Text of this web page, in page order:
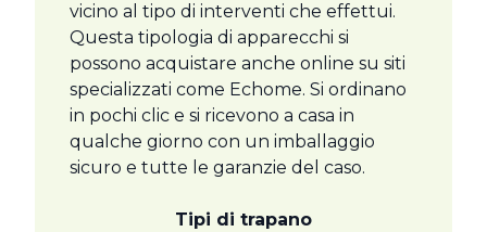
vicino al tipo di interventi che effettui.
Questa tipologia di apparecchi si
possono acquistare anche online su siti
specializzati come Echome. Si ordinano
in pochi clic e si ricevono a casa in
qualche giorno con un imballaggio
sicuro e tutte le garanzie del caso.
Tipi di trapano